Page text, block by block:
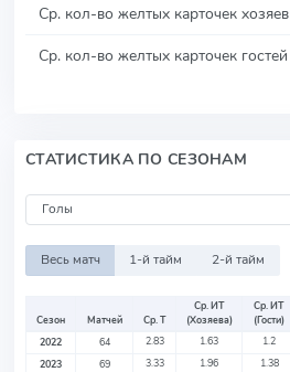
Ср. кол-во желтых карточек хозяев
Ср. кол-во желтых карточек гостей
СТАТИСТИКА ПО СЕЗОНАМ
Весь матч 1-й тайм 2-й тайм
Сезон Матчей Ср. Т
Ср. ИТ
(Хозяева)
Ср. ИТ
(Гости)
2022
64 2.83 1.63 1.2
2023
69 3.33 1.96 1.38